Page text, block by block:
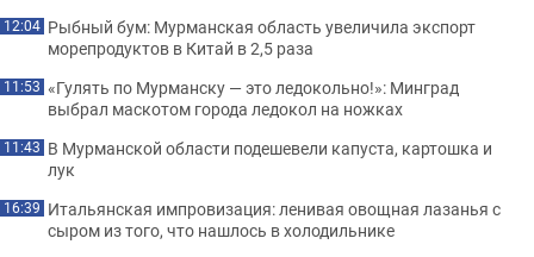
12:04 Рыбный бум: Мурманская область увеличила экспорт
морепродуктов в Китай в 2,5 раза
11:53 «Гулять по Мурманску — это ледокольно!»: Минград
выбрал маскотом города ледокол на ножках
11:43 В Мурманской области подешевели капуста, картошка и
лук
16:39 Итальянская импровизация: ленивая овощная лазанья с
сыром из того, что нашлось в холодильнике